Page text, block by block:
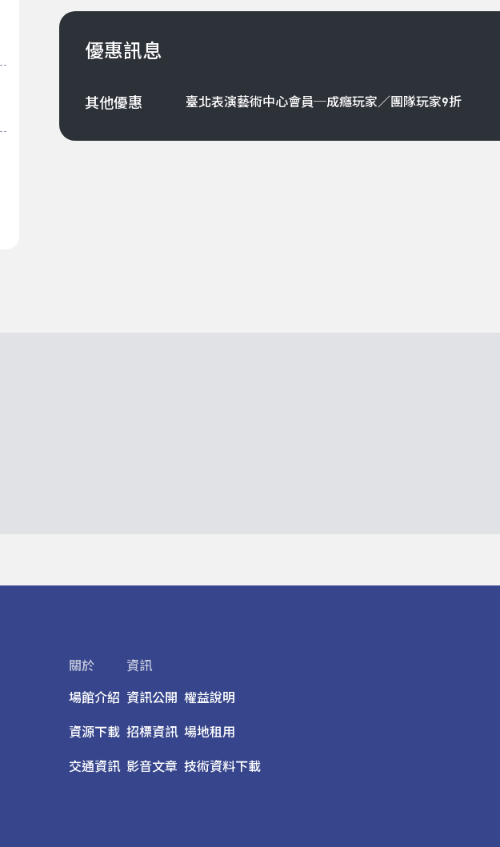
優惠訊息
其他優惠 臺北表演藝術中心會員─成癮玩家／團隊玩家9折
關於
場館介紹
資源下載
交通資訊
資訊
資訊公開
招標資訊
影音文章
權益說明
場地租用
技術資料下載